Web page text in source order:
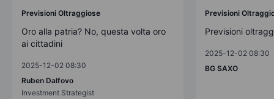
Previsioni Oltraggiose
Oro alla patria? No, questa volta oro
ai cittadini
2025-12-02 08:30
Ruben Dalfovo
Investment Strategist
Previsioni
Previsioni
2025-12-02 08:30
BG SAXO